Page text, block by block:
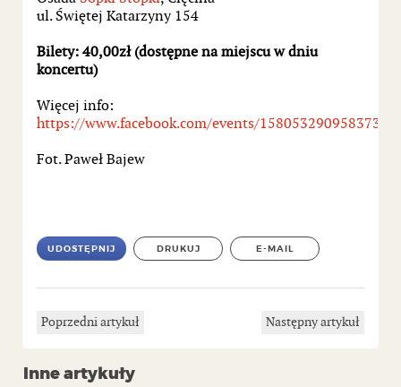
ul. Świętej Katarzyny 154
Bilety: 40,00zł (dostępne na miejscu w dniu
koncertu)
Więcej info:
https://www.facebook.com/events/1580532909583731/
Fot. Paweł Bajew
UDOSTĘPNIJ DRUKUJ E-MAIL
Poprzedni artykuł Następny artykuł
Inne artykuły